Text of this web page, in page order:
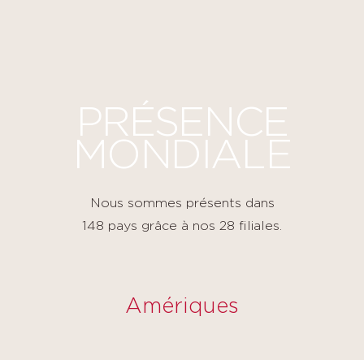
PRÉSENCE
MONDIALE
Nous sommes présents dans
148 pays grâce à nos 28 filiales.
Amériques